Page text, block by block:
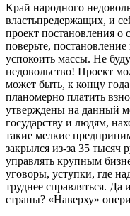
Край народного
властьпредержащих, и
проект постановления
поверьте,
успокоить массы. Не
недовольство! Проект
может быть, к концу
планомерно платить
утверждены на данный
государству и людям,
такие мелкие
закрылся из-за 35 тысяч
управлять крупным
уговоры, уступки, где
труднее справляться. Да
страны? «Наверху»